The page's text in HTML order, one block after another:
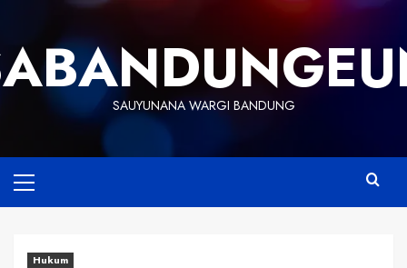
content
SAUYUNANA WARGI BANDUNG
Menu
Hukum